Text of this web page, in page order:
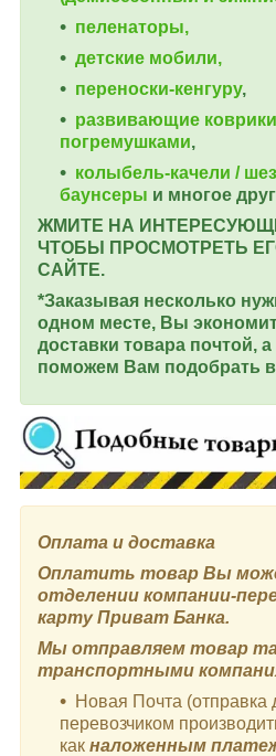
пеленаторы,
детские мобили,
переноски-кенгуру,
развивающие
погремушками,
колыбель-качели /
баунсеры и многое
ЖМИТЕ НА
ЧТОБЫ ПРОСМОТРЕТЬ
САЙТЕ.
*Заказывая несколько
одном месте, Вы
доставки товара почтой,
поможем Вам подобрать
Оплата и доставка
Оплатить товар Вы
отделении компании-
карту Приват Банка.
Мы отправляем товар
транспортными
Новая Почта (отправка
перевозчиком
как наложенным